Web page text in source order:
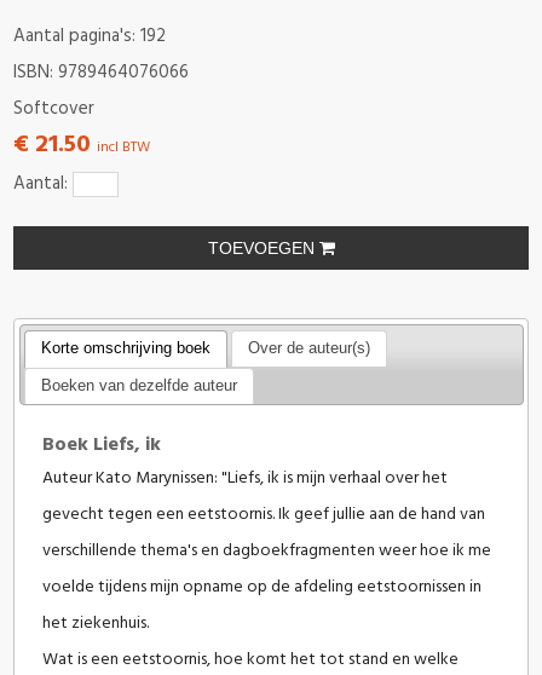
Aantal pagina's: 192
ISBN: 9789464076066
Softcover
€ 21.50 incl BTW
Aantal:
TOEVOEGEN
Korte omschrijving boek Over de auteur(s)
Boeken van dezelfde auteur
Boek Liefs, ik
Auteur Kato Marynissen: "Liefs, ikis mijn verhaal over het
gevecht tegen een eetstoornis. Ik geef jullie aan de hand van
verschillende thema's en dagboekfragmenten weer hoe ik me
voelde tijdens mijn opname op de afdeling eetstoornissen in
het ziekenhuis.
Wat is een eetstoornis, hoe komt het tot stand en welke